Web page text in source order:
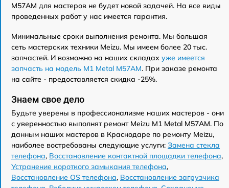
M57AM для мастеров не будет новой задачей. На все виды
проведенных работ у нас имеется гарантия.
Минимальные сроки выполнения ремонта. Мы большая
сеть мастерских техники Meizu. Мы имеем более 20 тыс.
запчастей. И возможно на наших складах уже имеется
запчасть на модель M1 Metal M57AM. При заказе ремонта
на сайте - предоставляется скидка -25%.
Знаем свое дело
Будьте уверены в профессионализме наших мастеров - они
с уверенностью выполнят ремонт Meizu M1 Metal M57AM. По
данным наших мастеров в Краснодаре по ремонту Meizu,
наиболее востребованы следующие услуги: Замена стекла
телефона, Восстановление контактной площадки телефона,
Устранение короткого замыкания телефона,
Восстановление OS телефона, Восстановление загрузчика